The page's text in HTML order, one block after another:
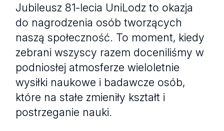
Jubileusz 81-lecia UniLodz to okazja
do nagrodzenia osób tworzących
naszą społeczność. To moment, kiedy
zebrani wszyscy razem doceniliśmy w
podniosłej atmosferze wieloletnie
wysiłki naukowe i badawcze osób,
które na stałe zmieniły kształt i
postrzeganie nauki.